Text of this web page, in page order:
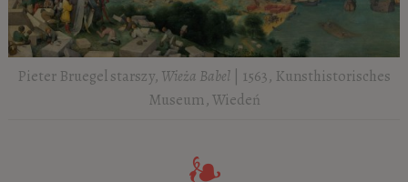
Pieter Bruegel starszy, Wieża Babel | 1563, Kunsthistorisches
Museum, Wiedeń